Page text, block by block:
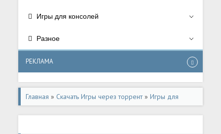
Игры для консолей
Разное
РЕКЛАМА
Главная » Скачать Игры через торрент»Игры для
консолей»Игры для Nintendo Switch